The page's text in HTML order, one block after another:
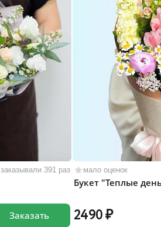
заказывали 391 раз
Заказать
мало оценок
Букет "Теплые
2490